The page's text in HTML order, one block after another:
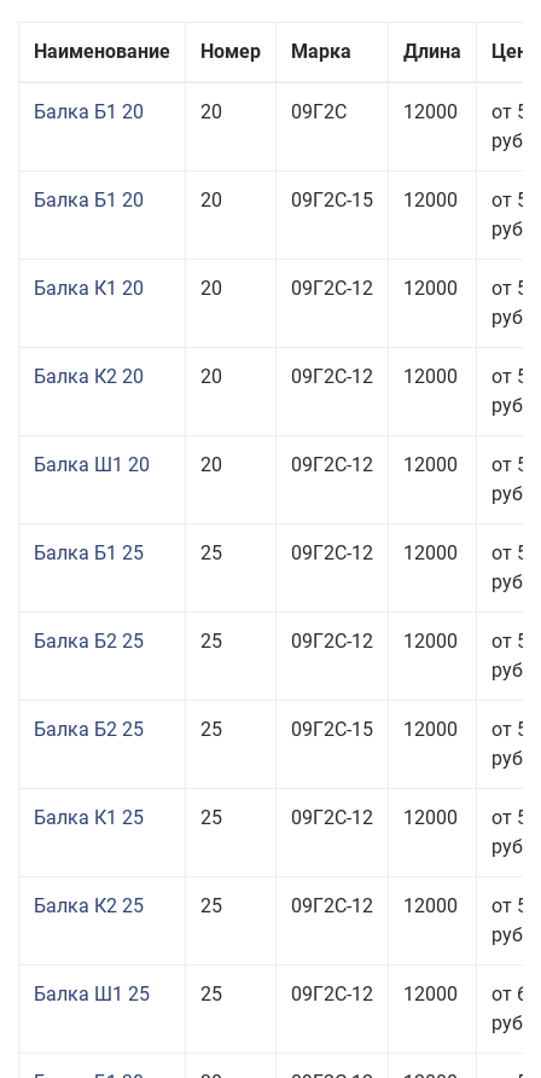
Наименование Номер Марка Длина Цена
Балка Б1 20 20 09Г2С 12000
от
руб.
Балка Б1 20 20 09Г2С-15 12000
от
руб.
Балка К1 20 20 09Г2С-12 12000
от
руб.
Балка К2 20 20 09Г2С-12 12000
от
руб.
Балка Ш1 20 20 09Г2С-12 12000
от
руб.
Балка Б1 25 25 09Г2С-12 12000
от
руб.
Балка Б2 25 25 09Г2С-12 12000
от
руб.
Балка Б2 25 25 09Г2С-15 12000
от
руб.
Балка К1 25 25 09Г2С-12 12000
от
руб.
Балка К2 25 25 09Г2С-12 12000
от
руб.
Балка Ш1 25 25 09Г2С-12 12000
от
руб.